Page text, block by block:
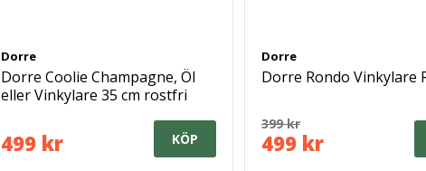
Dorre
Dorre Coolie Champagne, Öl
eller Vinkylare 35 cm rostfri
499 kr KÖP
Dorre
Dorre Rondo Vinkylare
399 kr
499 kr